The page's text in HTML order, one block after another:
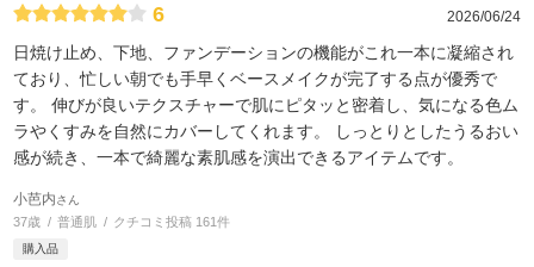
6 2026/06/24
日焼け止め、下地、ファンデーションの機能がこれ一本に凝縮され
ており、忙しい朝でも手早くベースメイクが完了する点が優秀で
す。 伸びが良いテクスチャーで肌にピタッと密着し、気になる色ム
ラやくすみを自然にカバーしてくれます。 しっとりとしたうるおい
感が続き、一本で綺麗な素肌感を演出できるアイテムです。
小芭内さん
37歳 普通肌 クチコミ投稿 161件
購入品